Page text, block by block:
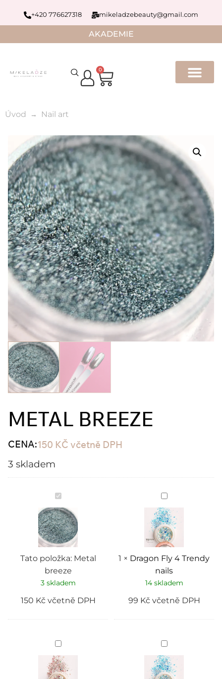
+420 776627318 mikeladzebeauty@gmail.com
AKADEMIE
0
Úvod Nail art
METAL BREEZE
CENA:150 KČ včetně DPH
3 skladem
Metal
breeze
Tato položka: Metal
breeze
3 skladem
150 Kč včetně DPH
Dragon
Fly
4
Trendy
nails
1 × Dragon Fly 4 Trendy
nails
14 skladem
99 Kč včetně DPH
Dragon
Fly
1
Trendy
nails
Dragon
Fly
5
Trendy
nails